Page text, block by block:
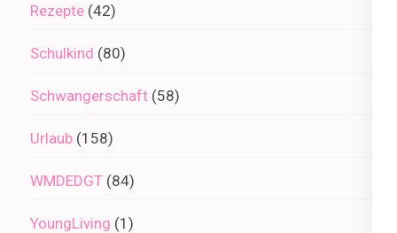
Rezepte (42)
Schulkind (80)
Schwangerschaft (58)
Urlaub (158)
WMDEDGT (84)
YoungLiving (1)